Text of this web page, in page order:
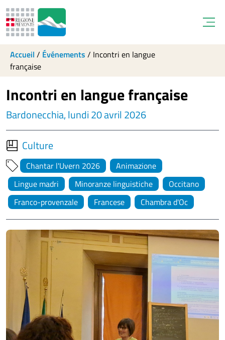
Accueil / Événements / Incontri en langue
française
Incontri en langue française
Bardonecchia, lundi 20 avril 2026
Culture
Chantar l'Uvern 2026
Animazione
Lingue madri
Minoranze linguistiche
Occitano
Franco-provenzale
Francese Chambra d'Oc